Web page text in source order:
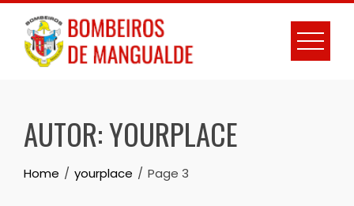
Skip
content
AUTOR:YOURPLACE
Home yourplace Page 3